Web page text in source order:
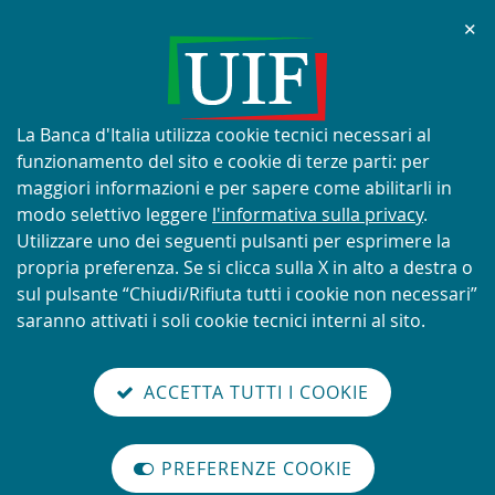
Tentativi di truffa con utilizzo
improprio del nome e del logo
della UIF
SCOPRI DI PIÙ
Cerca
nel
Organizzazione
Accesso al portale Infostat-UIF
✕
Informativa
sui
cookie:
La Banca d'Italia utilizza cookie tecnici necessari al
funzionamento del sito e cookie di terze parti: per
maggiori informazioni e per sapere come abilitarli in
modo selettivo leggere l'informativa sulla privacy.
Utilizzare uno dei seguenti pulsanti per esprimere la
propria preferenza. Se si clicca sulla X in alto a destra o
sul pulsante “Chiudi/Rifiuta tutti i cookie non necessari”
saranno attivati i soli cookie tecnici interni al sito.
ACCETTA TUTTI I COOKIE
PREFERENZE COOKIE